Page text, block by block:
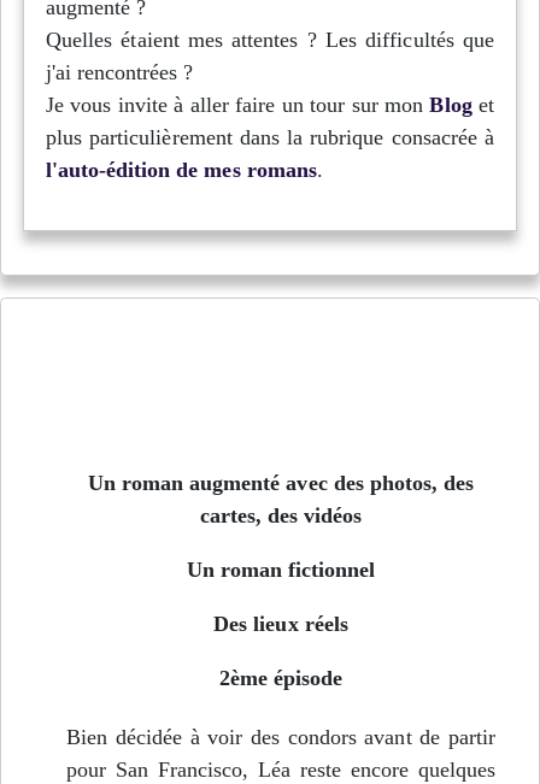
augmenté ?
Quelles étaient mes attentes ? Les difficultés que
j'ai rencontrées ?
Je vous invite à aller faire un tour sur monBloget
plus particulièrement dans la rubrique consacrée à
l'auto-édition de mes romans.
Un roman augmenté avec des photos, des
cartes, des vidéos
Un roman fictionnel
Des lieux réels
2ème épisode
Bien décidée à voir des condors avant de partir
pour San Francisco, Léa reste encore quelques